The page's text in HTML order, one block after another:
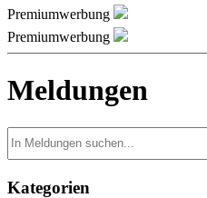
Premiumwerbung
Premiumwerbung
Meldungen
Kategorien